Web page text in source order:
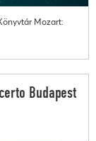
Mozart:
Budapest